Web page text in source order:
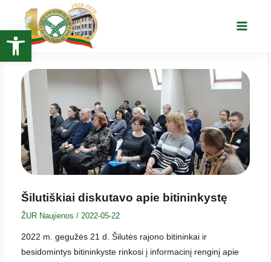
Open toolbar
turinio
Šilutiškiai diskutavo apie bitininkystę
ŽUR Naujienos / 2022-05-22
2022 m. gegužės 21 d. Šilutės rajono bitininkai ir
besidomintys bitininkyste rinkosi į informacinį renginį apie